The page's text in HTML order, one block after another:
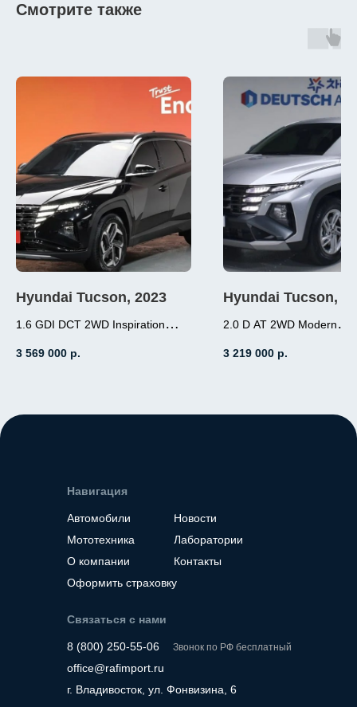
Смотрите также
Hyundai Tucson, 2023
1.6 GDI DCT 2WD Inspiration
3 569 000 р.
Hyundai Tucson,
2.0 D AT 2WD Modern
Место нахождение -
3 219 000 р.
Навигация
Автомобили
Мототехника
О компании
Оформить страховку
Новости
Лаборатории
Контакты
Связаться с нами
8 (800) 250-55-06
office@rafimport.ru
г. Владивосток, ул. Фонвизина, 6
Звонок по РФ бесплатный